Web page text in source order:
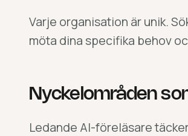
Varje organisation är unik.
möta dina specifika behov
Nyckelområden
Ledande AI-föreläsare